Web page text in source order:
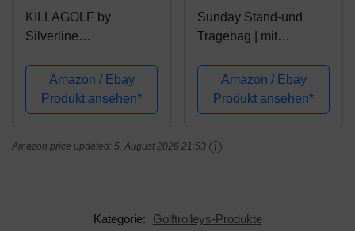
KILLAGOLF by
Silverline
Regenschutz | schwarz
| für Golfbag/Golftrolley
mit Reißverschluß |
Golfbags auf jeden
Amazon / Ebay
Produkt ansehen*
Sunday Stand-und
Tragebag | mit
Range- und Reisebag |
Standbag | für bis zu 8
Schläger | 1 Pack
(Braun - 176924)
Amazon / Ebay
Produkt ansehen*
Amazon price updated: 5. August 2026 21:53
Kategorie:
Golftrolleys-Produkte